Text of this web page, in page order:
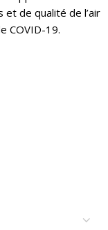
de qualité de l’air
COVID-19.